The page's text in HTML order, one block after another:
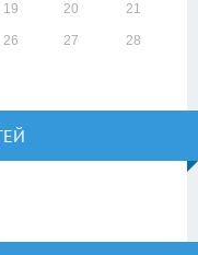
19 20 21
26 27 28